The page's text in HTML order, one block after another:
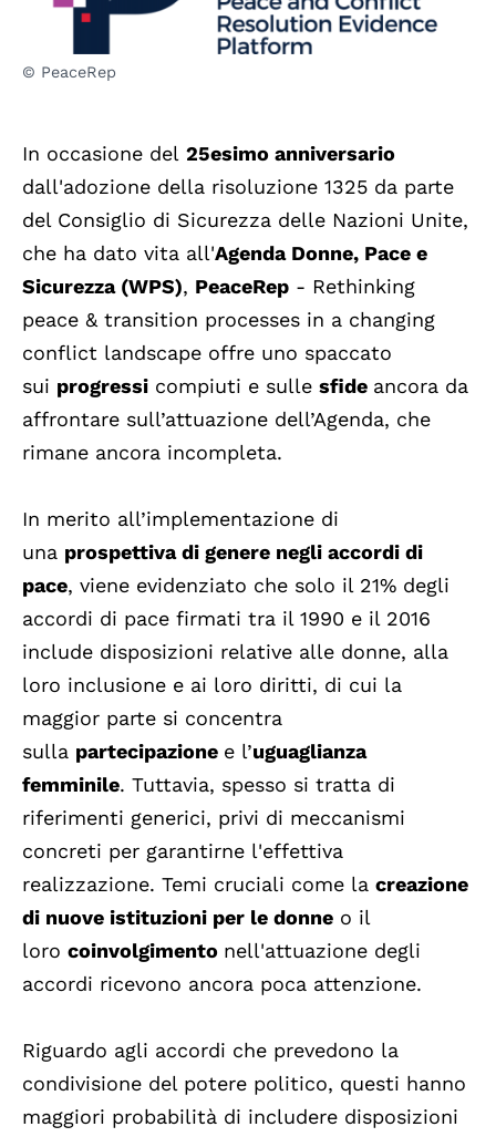
© PeaceRep
In occasione del 25esimo anniversario
dall'adozione della risoluzione 1325 da parte
del Consiglio di Sicurezza delle Nazioni Unite,
che ha dato vita all'Agenda Donne, Pace e
Sicurezza (WPS), PeaceRep - Rethinking
peace & transition processes in a changing
conflict landscape offre uno spaccato
sui progressi compiuti e sulle sfide ancora da
affrontare sull’attuazione dell’Agenda, che
rimane ancora incompleta.
In merito all’implementazione di
una prospettiva di genere negli accordi di
pace, viene evidenziato che solo il 21% degli
accordi di pace firmati tra il 1990 e il 2016
include disposizioni relative alle donne, alla
loro inclusione e ai loro diritti, di cui la
maggior parte si concentra
sulla partecipazione e l’uguaglianza
femminile. Tuttavia, spesso si tratta di
riferimenti generici, privi di meccanismi
concreti per garantirne l'effettiva
realizzazione. Temi cruciali come la creazione
di nuove istituzioni per le donne o il
loro coinvolgimento nell'attuazione degli
accordi ricevono ancora poca attenzione.
Riguardo agli accordi che prevedono la
condivisione del potere politico, questi hanno
maggiori probabilità di includere disposizioni